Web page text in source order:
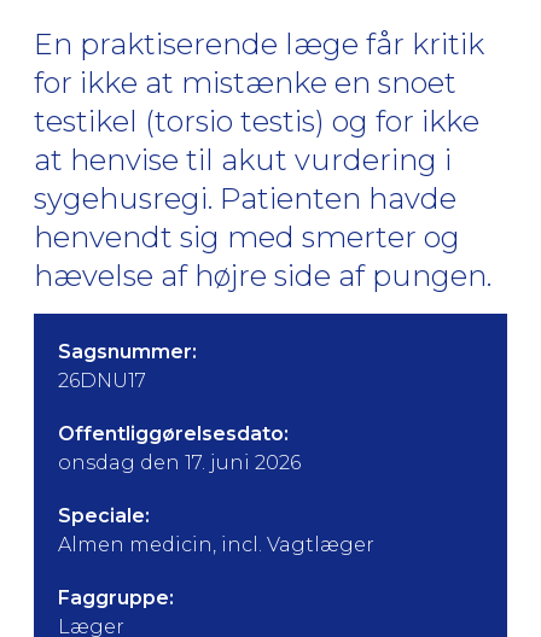
En praktiserende læge får kritik
for ikke at mistænke en snoet
testikel (torsio testis) og for ikke
at henvise til akut vurdering i
sygehusregi. Patienten havde
henvendt sig med smerter og
hævelse af højre side af pungen.
Sagsnummer:
26DNU17
Offentliggørelsesdato:
onsdag den 17. juni 2026
Speciale:
Almen medicin, incl. Vagtlæger
Faggruppe:
Læger